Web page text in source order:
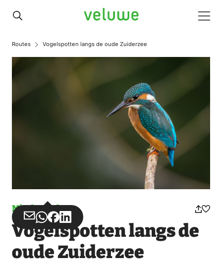
Veluwe
Routes Vogelspotten langs de oude Zuiderzee
Missbrauch
Teilen
über
Email
Teilen
über
WhatsApp
Teilen
auf
Facebook
Teilen
auf
LinkedIn
Vogelspotten langs de
oude Zuiderzee